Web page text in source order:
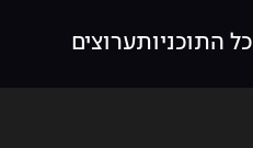
כל התוכניותערוצים